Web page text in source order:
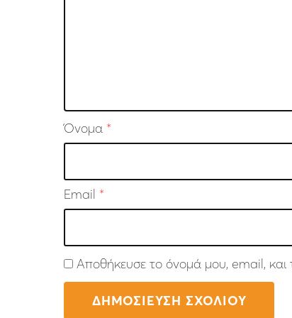
Όνομα *
Email *
Αποθήκευσε το όνομά μου, email,